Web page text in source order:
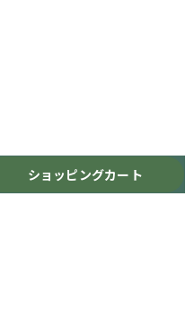
ショッピングカート